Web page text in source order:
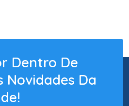
Dentro De
Novidades Da